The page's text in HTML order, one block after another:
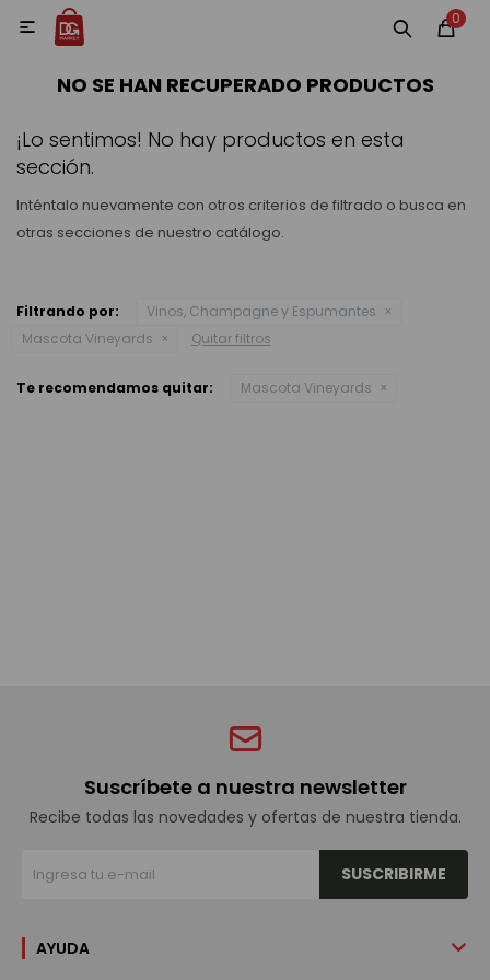
0

NO SE HAN RECUPERADO PRODUCTOS
¡Lo sentimos! No hay productos en esta
sección.
Inténtalo nuevamente con otros criterios de filtrado o busca en
otras secciones de nuestro catálogo.
Filtrando por:
Vinos, Champagne y Espumantes
Mascota Vineyards
Quitar filtros
Te recomendamos quitar: Mascota Vineyards
Suscríbete a nuestra newsletter
Recibe todas las novedades y ofertas de nuestra tienda.
SUSCRIBIRME
AYUDA
MI CUENTA
Categorías Accesorios y regalos Whiskys
Destilados
Cervezas